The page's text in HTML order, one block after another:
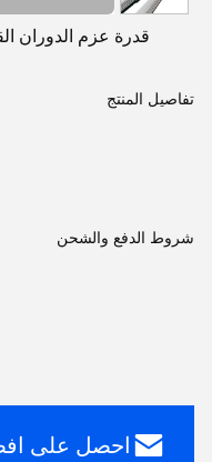
تفاصيل المنتج
شروط الدفع والشحن
احصل على